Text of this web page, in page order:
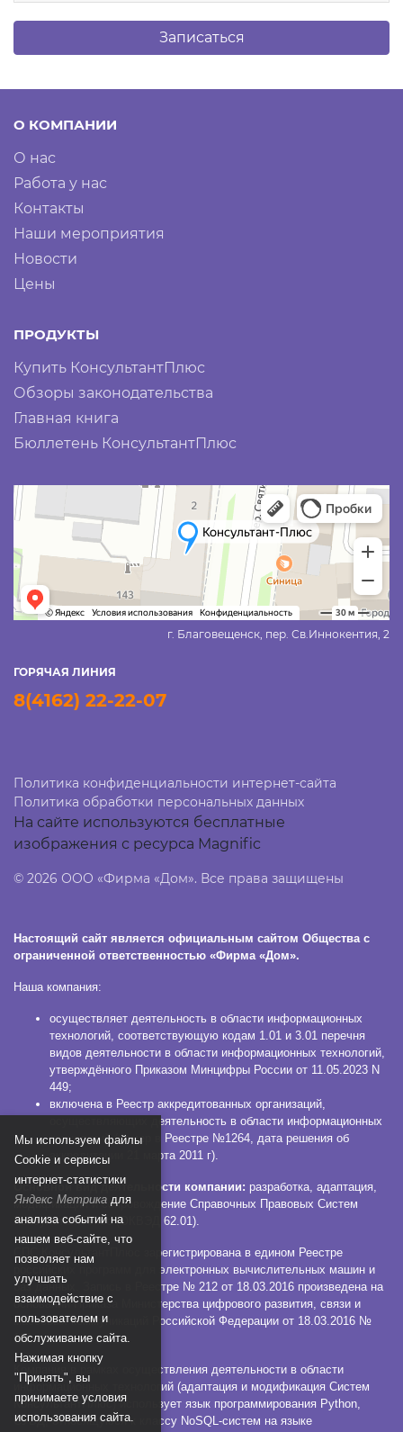
Записаться
О КОМПАНИИ
О нас
Работа у нас
Контакты
Наши мероприятия
Новости
Цены
ПРОДУКТЫ
Купить КонсультантПлюс
Обзоры законодательства
Главная книга
Бюллетень КонсультантПлюс
г. Благовещенск, пер. Св.Иннокентия, 2
ГОРЯЧАЯ ЛИНИЯ
8(4162) 22-22-07
Политика конфиденциальности интернет-сайта
Политика обработки персональных данных
На сайте используются бесплатные
изображения с ресурса Magnific
© 2026 ООО «Фирма «Дом». Все права защищены
Настоящий сайт является официальным сайтом Общества с
ограниченной ответственностью «Фирма «Дом».
Наша компания:
осуществляет деятельность в области информационных
технологий, соответствующую кодам 1.01 и 3.01 перечня
видов деятельности в области информационных технологий,
утверждённого Приказом Минцифры России от 11.05.2023 N
449;
включена в Реестр аккредитованных организаций,
осуществляющих деятельность в области информационных
технологий (номер в Реестре №1264, дата решения об
аккредитации 21 марта 2011 г).
Основной вид деятельности компании: разработка, адаптация,
модификация и сопровождение Справочных Правовых Систем
КонсультантПлюс (ОКВЭД 62.01).
СПС КонсультантПлюс зарегистрирована в едином Реестре
российских программ для электронных вычислительных машин и
баз данных. Запись в Реестре № 212 от 18.03.2016 произведена на
основании Приказа Министерства цифрового развития, связи и
массовых коммуникаций Российской Федерации от 18.03.2016 №
112.
Компания в рамках осуществления деятельности в области
информационных технологий (адаптация и модификация Систем
КонсультантПлюс) использует язык программирования Python,
СУБД, относящуюся к классу NoSQL-систем на языке
Мы используем файлы
Сookie и сервисы
интернет-статистики
Яндекс Метрика для
анализа событий на
нашем веб-сайте, что
позволяет нам
улучшать
взаимодействие с
пользователем и
обслуживание сайта.
Нажимая кнопку
"Принять", вы
принимаете условия
использования сайта.